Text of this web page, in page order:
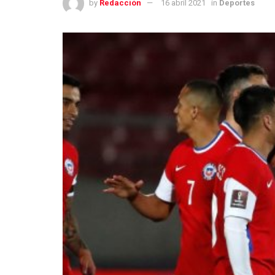
by Redacción 16 abril 2021 in Deportes